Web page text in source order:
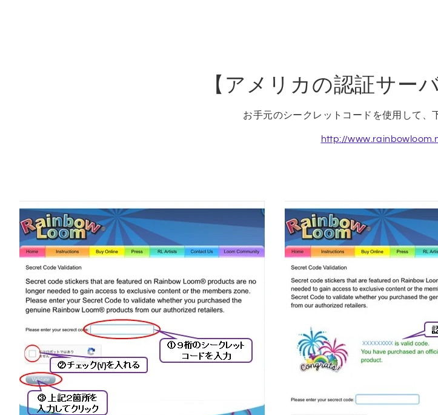
【アメリカの認証サー
お手元のシークレットコードを使用して、
http://